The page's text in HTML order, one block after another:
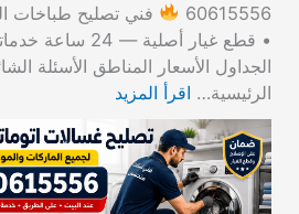
60615556
فني تصليح طباخات
• قطع غيار أصلية —
الجداول الأسعار المناطق الأسئلة
الرئيسية… اقرأ المزيد